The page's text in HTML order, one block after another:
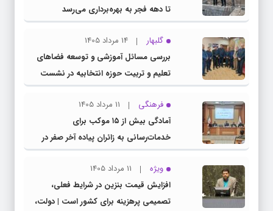
تا دهه فجر به بهره‌برداری می‌رسد
گلبهار
14 مرداد 1405
بررسی مسائل آموزشی و توسعه فضاهای
تعلیم و تربیت حوزه انتخابیه در نشست
مشترک عضو کمیسیون آموزش مجلس با
مدیرکل آموزش و پرورش خراسان رضوی
فرهنگی
11 مرداد 1405
آمادگی بیش از ۱۵ موکب برای
خدمات‌رسانی به زائران پیاده آخر صفر در
شهرستان چناران
ویژه
11 مرداد 1405
افزایش قیمت بنزین در شرایط فعلی،
تصمیمی پرهزینه برای کشور است | دولت،